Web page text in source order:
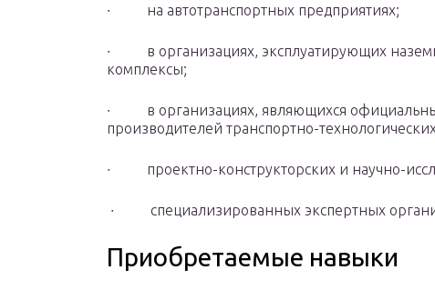
∙ на автотранспортных предприятиях;
∙ в организациях, эксплуатирующих
комплексы;
∙ в организациях, являющихся
производителей транспортно-
∙ проектно-конструкторских и научно-
∙ специализированных экспертных
Приобретаемые навыки